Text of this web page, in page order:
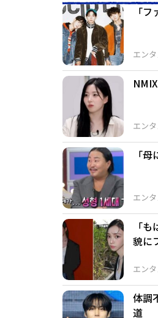
エンタ
「
エンタ
エンタ
「
エンタ
「
貌に
体調
道